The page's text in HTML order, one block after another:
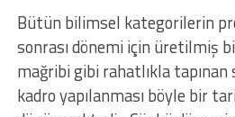
Bütün bilimsel kategorilerin
sonrası dönemi için üretilmiş
mağribi gibi rahatlıkla tapınan
kadro yapılanması böyle bir